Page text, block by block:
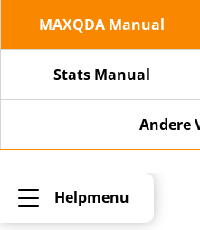
MAXQDA Manual
Stats Manual
Andere
Helpmenu